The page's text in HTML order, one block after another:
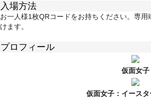
入場方法
お一人様1枚QRコードをお持ちください。専
けます。
プロフィール
仮面女子
仮面女子： イース